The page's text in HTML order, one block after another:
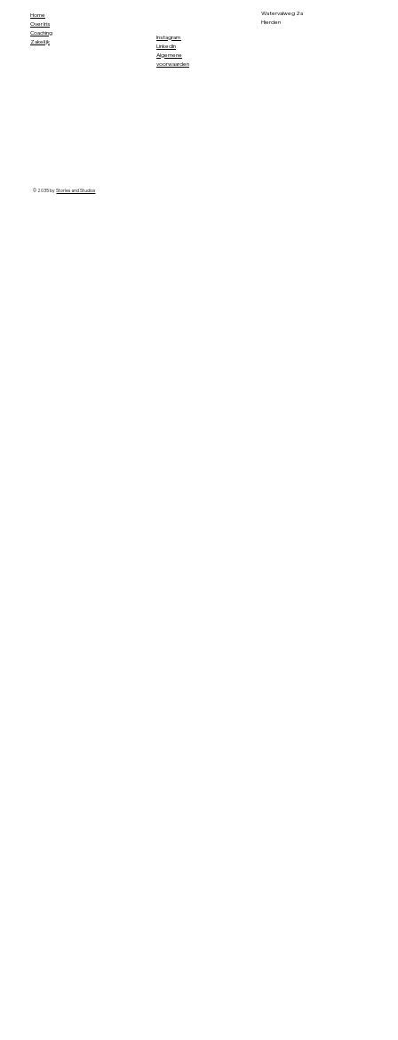
© 2035 byStories and Studios
Home
Over Iris
Coaching
Zakelijk
Watervalweg 2a
Hierden
Instagram
LinkedIn
Algemene
voorwaarden